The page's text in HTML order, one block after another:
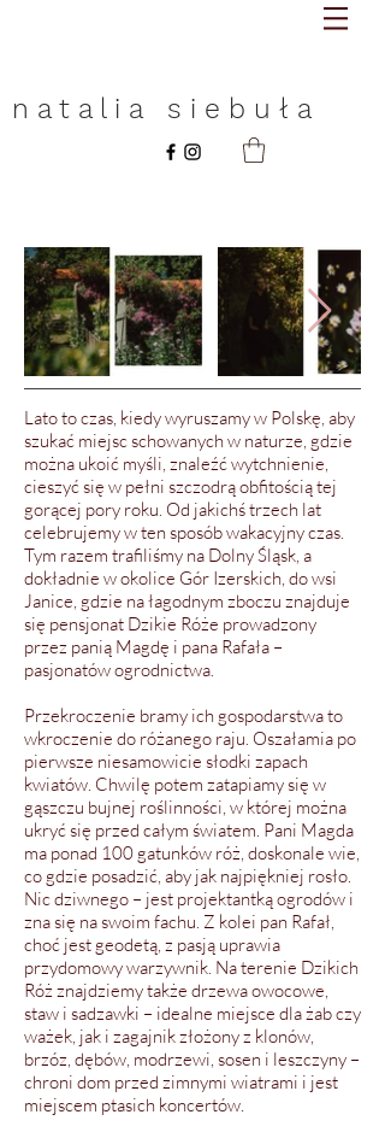
n a t a l i a s i e b u ł a
Lato to czas, kiedy wyruszamy w Polskę, aby
szukać miejsc schowanych w naturze, gdzie
można ukoić myśli, znaleźć wytchnienie,
cieszyć się w pełni szczodrą obfitością tej
gorącej pory roku. Od jakichś trzech lat
celebrujemy w ten sposób wakacyjny czas.
Tym razem trafiliśmy na Dolny Śląsk, a
dokładnie w okolice Gór Izerskich, do wsi
Janice, gdzie na łagodnym zboczu znajduje
się pensjonat Dzikie Róże prowadzony
przez panią Magdę i pana Rafała –
pasjonatów ogrodnictwa.
Przekroczenie bramy ich gospodarstwa to
wkroczenie do różanego raju. Oszałamia po
pierwsze niesamowicie słodki zapach
kwiatów. Chwilę potem zatapiamy się w
gąszczu bujnej roślinności, w której można
ukryć się przed całym światem. Pani Magda
ma ponad 100 gatunków róż, doskonale wie,
co gdzie posadzić, aby jak najpiękniej rosło.
Nic dziwnego – jest projektantką ogrodów i
zna się na swoim fachu. Z kolei pan Rafał,
choć jest geodetą, z pasją uprawia
przydomowy warzywnik. Na terenie Dzikich
Róż znajdziemy także drzewa owocowe,
staw i sadzawki – idealne miejsce dla żab czy
ważek, jak i zagajnik złożony z klonów,
brzóz, dębów, modrzewi, sosen i leszczyny –
chroni dom przed zimnymi wiatrami i jest
miejscem ptasich koncertów.